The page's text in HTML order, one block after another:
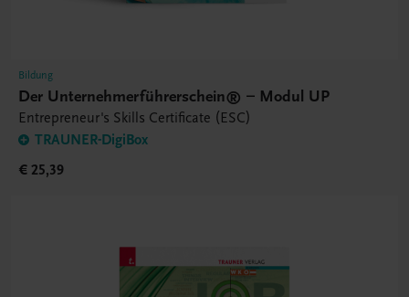
Bildung
Der Unternehmerführerschein® – Modul UP
Entrepreneur's Skills Certificate (ESC)
TRAUNER-DigiBox
€ 25,39